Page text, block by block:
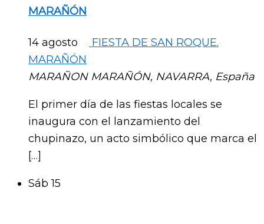
MARAÑÓN
14 agosto
FIESTA DE SAN ROQUE.
MARAÑÓN
MARAÑON MARAÑÓN, NAVARRA, España
El primer día de las fiestas locales se
inaugura con el lanzamiento del
chupinazo, un acto simbólico que marca el
[…]
Sáb15